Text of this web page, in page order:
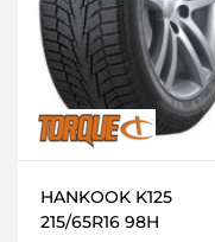
HANKOOK K125
215/65R16 98H